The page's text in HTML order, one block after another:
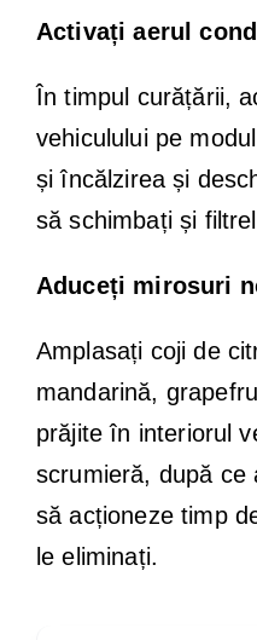
Activați aerul
În timpul curățării,
vehiculului pe
și încălzirea și
să schimbați și
Aduceți mirosuri
Amplasați coji de
mandarină,
prăjite în interiorul
scrumieră, după ce
să acționeze timp
le eliminați.